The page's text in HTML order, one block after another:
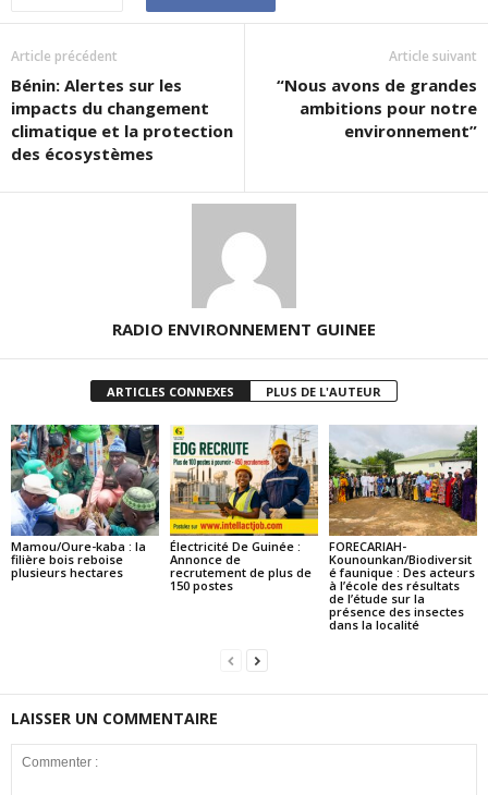
Article précédent
Bénin: Alertes sur les
impacts du changement
climatique et la protection
des écosystèmes
Article suivant
“Nous avons de grandes
ambitions pour notre
environnement”
RADIO ENVIRONNEMENT GUINEE
ARTICLES CONNEXES PLUS DE L'AUTEUR
Mamou/Oure-kaba : la
filière bois reboise
plusieurs hectares
Électricité De Guinée :
Annonce de
recrutement de plus de
150 postes
FORECARIAH-
Kounounkan/Biodiversit
é faunique : Des acteurs
à l’école des résultats
de l’étude sur la
présence des insectes
dans la localité
LAISSER UN COMMENTAIRE